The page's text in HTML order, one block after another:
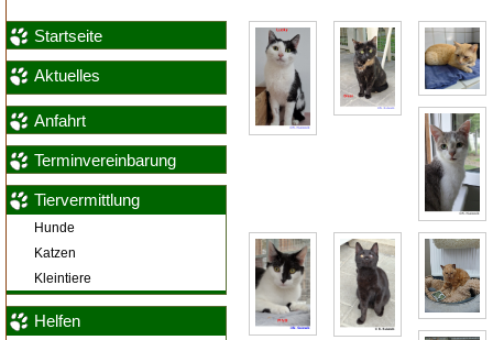
Startseite
Aktuelles
Anfahrt
Terminvereinbarung
Tiervermittlung
Hunde
Katzen
Kleintiere
Helfen